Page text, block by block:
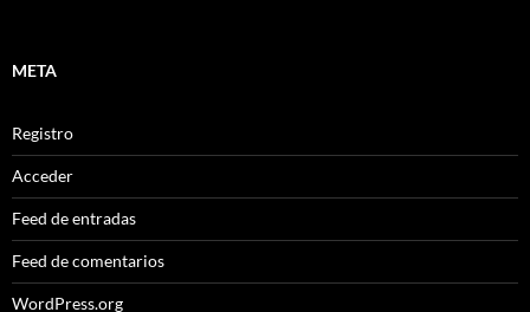
META
Registro
Acceder
Feed de entradas
Feed de comentarios
WordPress.org